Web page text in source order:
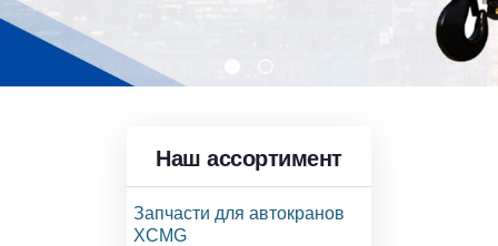
Наш ассортимент
Запчасти для автокранов
XCMG